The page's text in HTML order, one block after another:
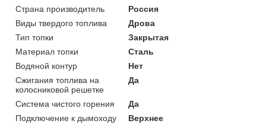
Страна производитель
Россия
Виды твердого топлива
Дрова
Тип топки
Закрытая
Материал топки
Сталь
Водяной контур
Нет
Сжигания топлива на
колосниковой решетке
Да
Система чистого горения
Да
Подключение к дымоходу
Верхнее